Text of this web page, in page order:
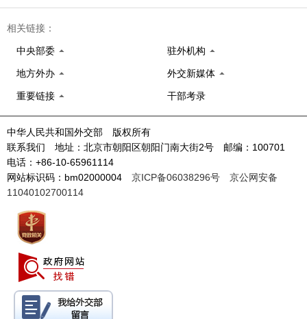
相关链接：
中央部委 驻外机构
地方外办 外交新媒体
重要链接 干部考录
中华人民共和国外交部 版权所有
联系我们 地址：北京市朝阳区朝阳门南大街2号 邮编：100701
电话：+86-10-65961114
网站标识码：bm02000004 京ICP备06038296号
京公网安备
11040102700114